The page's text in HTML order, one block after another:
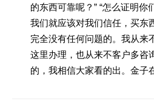
的东西可靠呢？” “怎么证明你
我们就应该对我们信任，买东
完全没有任何问题的。我从来
这里办理，也从来不客户多咨
的，我相信大家看的出。金子